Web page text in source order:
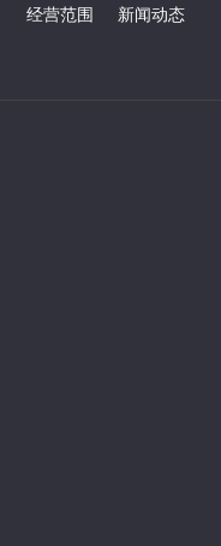
经营范围
新闻动态